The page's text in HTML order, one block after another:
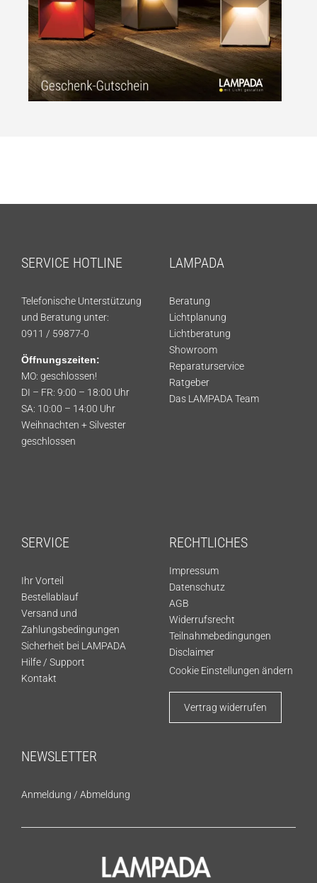
SERVICE HOTLINE
Telefonische Unterstützung
und Beratung unter:
0911 / 59877-0
Öffnungszeiten:
MO: geschlossen!
DI – FR: 9:00 – 18:00 Uhr
SA: 10:00 – 14:00 Uhr
Weihnachten + Silvester
geschlossen
LAMPADA
Beratung
Lichtplanung
Lichtberatung
Showroom
Reparaturservice
Ratgeber
Das LAMPADA Team
SERVICE
Ihr Vorteil
Bestellablauf
Versand und
Zahlungsbedingungen
Sicherheit bei LAMPADA
Hilfe / Support
Kontakt
RECHTLICHES
Impressum
Datenschutz
AGB
Widerrufsrecht
Teilnahmebedingungen
Disclaimer
Cookie Einstellungen ändern
Vertrag widerrufen
NEWSLETTER
Anmeldung / Abmeldung